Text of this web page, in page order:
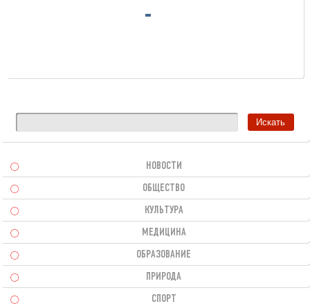
НОВОСТИ
ОБЩЕСТВО
КУЛЬТУРА
МЕДИЦИНА
ОБРАЗОВАНИЕ
ПРИРОДА
СПОРТ